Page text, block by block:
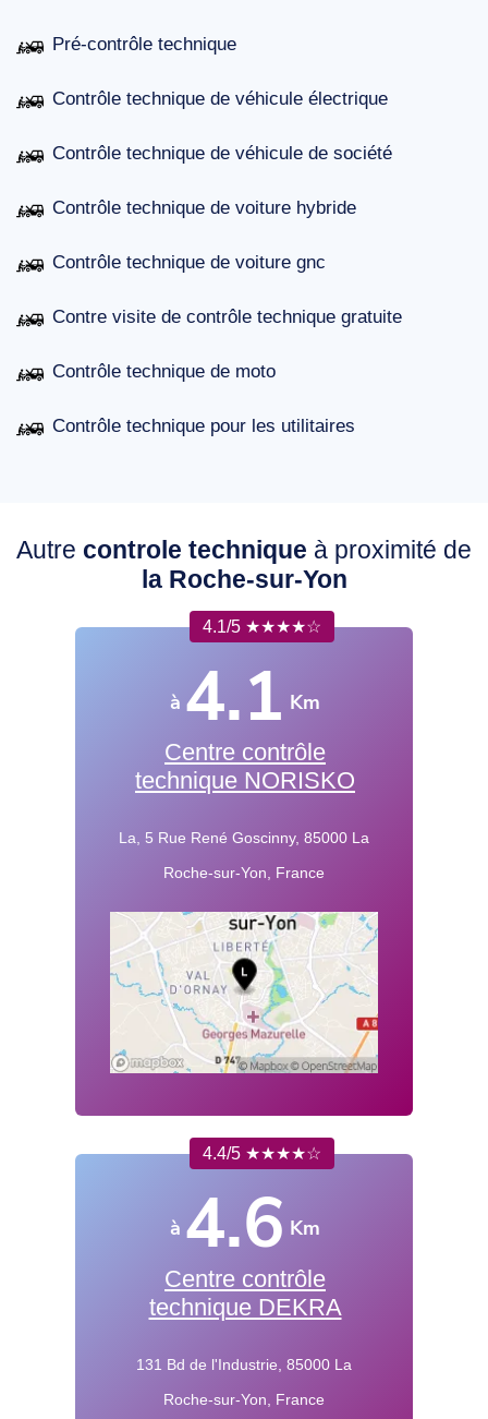
Pré-contrôle technique
Contrôle technique de véhicule électrique
Contrôle technique de véhicule de société
Contrôle technique de voiture hybride
Contrôle technique de voiture gnc
Contre visite de contrôle technique gratuite
Contrôle technique de moto
Contrôle technique pour les utilitaires
Autre controle technique à proximité de
la Roche-sur-Yon
4.1/5 ★★★★☆
à 4.1 Km
Centre contrôle
technique NORISKO
La, 5 Rue René Goscinny, 85000 La
Roche-sur-Yon, France
4.4/5 ★★★★☆
à 4.6 Km
Centre contrôle
technique DEKRA
131 Bd de l'Industrie, 85000 La
Roche-sur-Yon, France